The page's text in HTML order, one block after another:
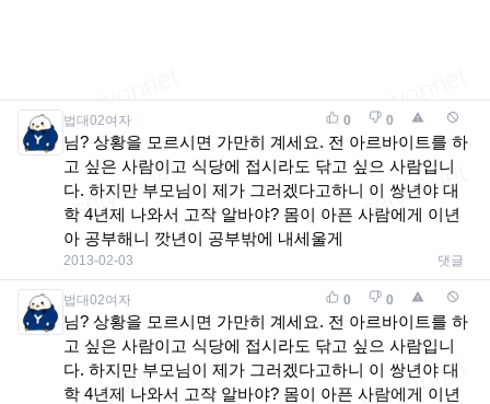
법대02여자 0 0
님? 상황을 모르시면 가만히 계세요. 전 아르바이트를 하
고 싶은 사람이고 식당에 접시라도 닦고 싶으 사람입니
다. 하지만 부모님이 제가 그러겠다고하니 이 쌍년야 대
학 4년제 나와서 고작 알바야? 몸이 아픈 사람에게 이년
아 공부해니 깟년이 공부밖에 내세울게
2013-02-03 댓글
법대02여자 0 0
님? 상황을 모르시면 가만히 계세요. 전 아르바이트를 하
고 싶은 사람이고 식당에 접시라도 닦고 싶으 사람입니
다. 하지만 부모님이 제가 그러겠다고하니 이 쌍년야 대
학 4년제 나와서 고작 알바야? 몸이 아픈 사람에게 이년